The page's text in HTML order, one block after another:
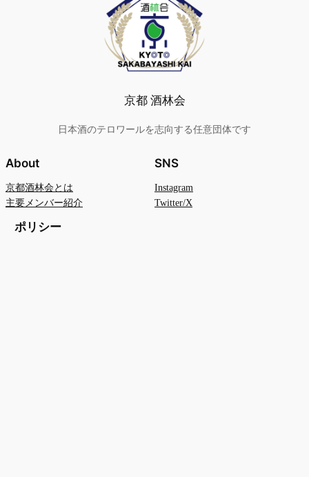
京都 酒林会
日本酒のテロワールを志向する任意団体です
About
京都酒林会とは
主要メンバー紹介
SNS
Instagram
Twitter/X
ポリシー